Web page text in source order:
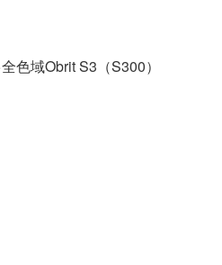
色域Obrit S3（S300）